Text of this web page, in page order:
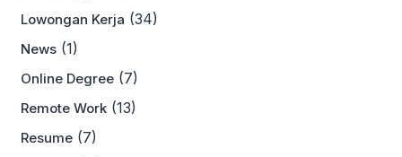
Lowongan Kerja (34)
News (1)
Online Degree (7)
Remote Work (13)
Resume (7)